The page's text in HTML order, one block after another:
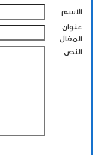
الاسم
عنوان
المقال
النص